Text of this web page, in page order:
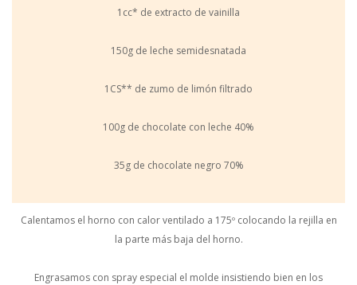
1cc* de extracto de vainilla
150g de leche semidesnatada
1CS** de zumo de limón filtrado
100g de chocolate con leche 40%
35g de chocolate negro 70%
Calentamos el horno con calor ventilado a 175º colocando la rejilla en
la parte más baja del horno.
Engrasamos con spray especial el molde insistiendo bien en los